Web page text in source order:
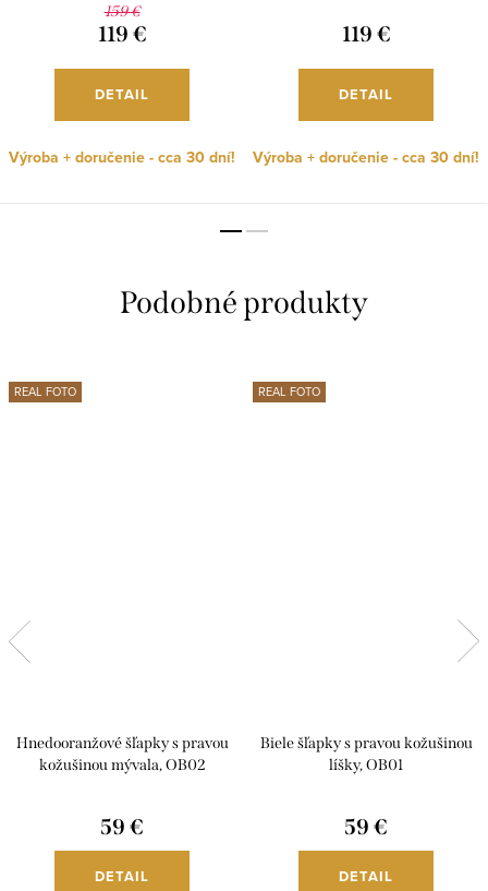
159 €
119 €
DETAIL
Výroba + doručenie - cca 30 dní!
119 €
DETAIL
Výroba + doručenie - cca 30 dní!
REAL FOTO
Hnedooranžové šľapky s pravou
kožušinou mývala, OB02
59 €
DETAIL
REAL FOTO
Biele šľapky s pravou kožušinou
líšky, OB01
59 €
DETAIL